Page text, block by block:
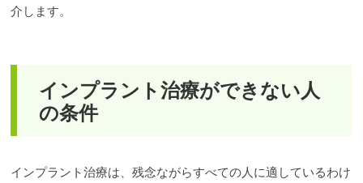
介します。
インプラント治療ができない人
の条件
インプラント治療は、残念ながらすべての人に適しているわけ